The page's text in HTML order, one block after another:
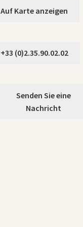
Auf Karte anzeigen
+33 (0)2.35.90.02.02
Senden Sie eine
Nachricht